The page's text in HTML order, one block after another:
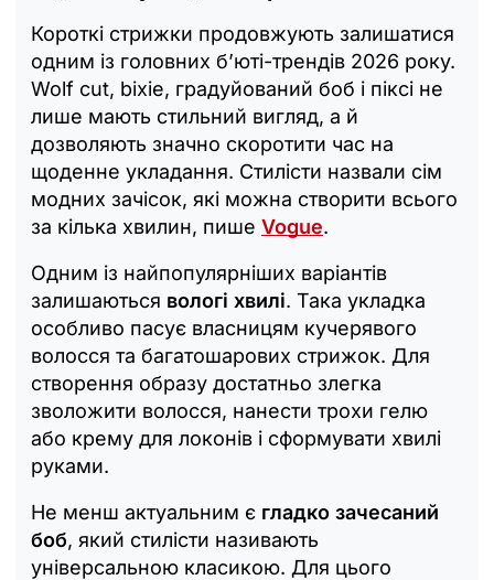
Короткі стрижки продовжують залишатися
одним із головних б’юті-трендів 2026 року.
Wolf cut, bixie, градуйований боб і піксі не
лише мають стильний вигляд, а й
дозволяють значно скоротити час на
щоденне укладання. Стилісти назвали сім
модних зачісок, які можна створити всього
за кілька хвилин, пише Vogue.
Одним із найпопулярніших варіантів
залишаються вологі хвилі. Така укладка
особливо пасує власницям кучерявого
волосся та багатошарових стрижок. Для
створення образу достатньо злегка
зволожити волосся, нанести трохи гелю
або крему для локонів і сформувати хвилі
руками.
Не менш актуальним є гладко зачесаний
боб, який стилісти називають
універсальною класикою. Для цього